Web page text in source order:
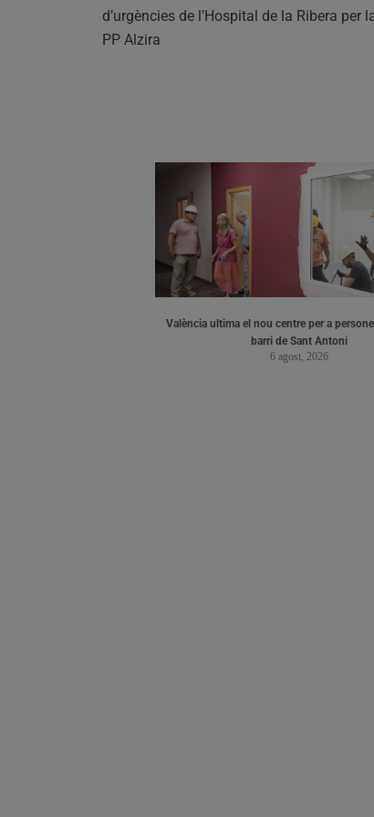
d’urgències de l’Hospital de la Ribera
PP Alzira
València ultima el nou centre per a
barri de Sant Antoni
6 agost, 2026